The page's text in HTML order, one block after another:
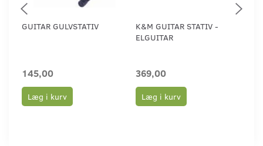
GUITAR GULVSTATIV
145,00
Læg i kurv
K&M GUITAR STATIV -
ELGUITAR
369,00
Læg i kurv